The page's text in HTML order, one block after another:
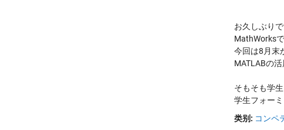
お久しぶりで
MathWorks
今回は8月末
MATLABの
そもそも学
学生フォー
类别: コンペ